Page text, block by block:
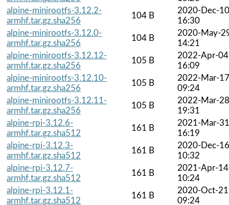
alpine-minirootfs-3.12.2-
armhf.tar.gz.sha256
104 B
2020-Dec-10
16:30
alpine-minirootfs-3.12.0-
armhf.tar.gz.sha256
104 B
2020-May-
14:21
alpine-minirootfs-3.12.12-
armhf.tar.gz.sha256
105 B
2022-Apr-04
16:09
alpine-minirootfs-3.12.10-
armhf.tar.gz.sha256
105 B
2022-Mar-17
09:24
alpine-minirootfs-3.12.11-
armhf.tar.gz.sha256
105 B
2022-Mar-28
19:31
alpine-rpi-3.12.6-
armhf.tar.gz.sha512
161 B
2021-Mar-31
16:19
alpine-rpi-3.12.3-
armhf.tar.gz.sha512
161 B
2020-Dec-16
10:32
alpine-rpi-3.12.7-
armhf.tar.gz.sha512
161 B
2021-Apr-14
10:24
alpine-rpi-3.12.1-
armhf.tar.gz.sha512
161 B
2020-Oct-21
09:24